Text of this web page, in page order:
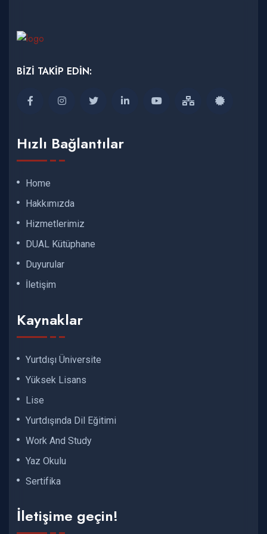
BİZİ TAKİP EDİN:
Hızlı Bağlantılar
Home
Hakkımızda
Hizmetlerimiz
DUAL Kütüphane
Duyurular
İletişim
Kaynaklar
Yurtdışı Üniversite
Yüksek Lisans
Lise
Yurtdışında Dil Eğitimi
Work And Study
Yaz Okulu
Sertifika
İletişime geçin!